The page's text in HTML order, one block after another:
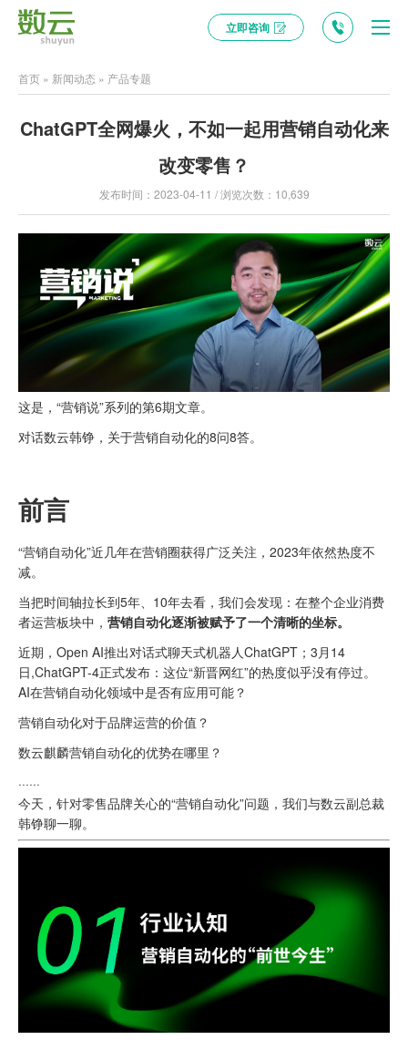
立即咨询
首页 » 新闻动态 » 产品专题
ChatGPT全网爆火，不如一起用营销自动化来
改变零售？
发布时间：2023-04-11 / 浏览次数：10,639
这是，“营销说”系列的第6期文章。
对话数云韩铮，关于营销自动化的8问8答。
前言
“营销自动化”近几年在营销圈获得广泛关注，2023年依然热度不
减。
当把时间轴拉长到5年、10年去看，我们会发现：在整个企业消费
者运营板块中， 营销自动化逐渐被赋予了一个清晰的坐标。
近期，Open AI推出对话式聊天式机器人ChatGPT；3月14
日,ChatGPT-4正式发布：这位“新晋网红”的热度似乎没有停过。
AI在营销自动化领域中是否有应用可能？
营销自动化对于品牌运营的价值？
数云麒麟营销自动化的优势在哪里？
······
今天，针对零售品牌关心的“营销自动化”问题，我们与数云副总裁
韩铮聊一聊。